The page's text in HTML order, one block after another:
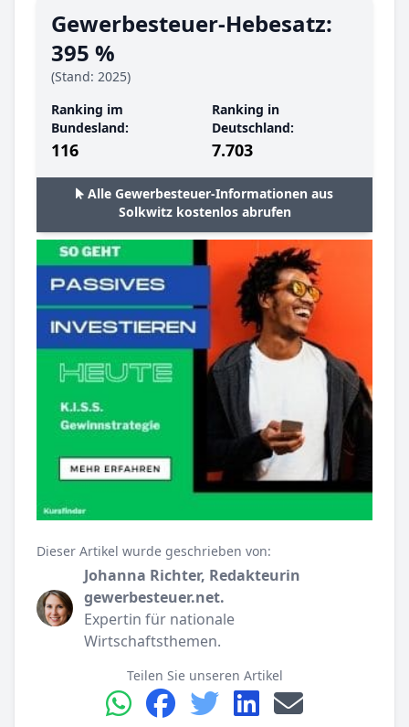
Gewerbesteuer-Hebesatz:
395 %
(Stand: 2025)
Ranking im
Bundesland:
116
Ranking in
Deutschland:
7.703
Alle Gewerbesteuer-Informationen aus
Solkwitz kostenlos abrufen
Dieser Artikel wurde geschrieben von:
Johanna Richter, Redakteurin
gewerbesteuer.net.
Expertin für nationale
Wirtschaftsthemen.
Teilen Sie unseren Artikel